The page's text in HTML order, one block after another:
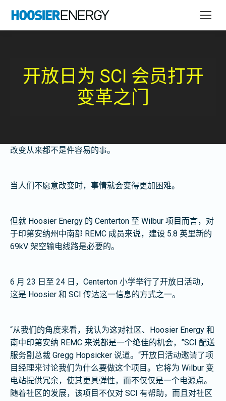
开放日为 SCI 会员打开
变革之门
改变从来都不是件容易的事。
当人们不愿意改变时，事情就会变得更加困难。
但就 Hoosier Energy 的 Centerton 至 Wilbur 项目而言，对
于印第安纳州中南部 REMC 成员来说，建设 5.8 英里新的
69kV 架空输电线路是必要的。
6 月 23 日至 24 日，Centerton 小学举行了开放日活动，
这是 Hoosier 和 SCI 传达这一信息的方式之一。
“从我们的角度来看，我认为这对社区、Hoosier Energy 和
南中印第安纳 REMC 来说都是一个绝佳的机会，”SCI 配送
服务副总裁 Gregg Hopsicker 说道。“开放日活动邀请了项
目经理来讨论我们为什么要做这个项目。它将为 Wilbur 变
电站提供冗余，使其更具弹性，而不仅仅是一个电源点。
随着社区的发展，该项目不仅对 SCI 有帮助，而且对社区